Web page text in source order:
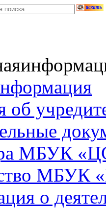
об
МБУК
МБУК
о